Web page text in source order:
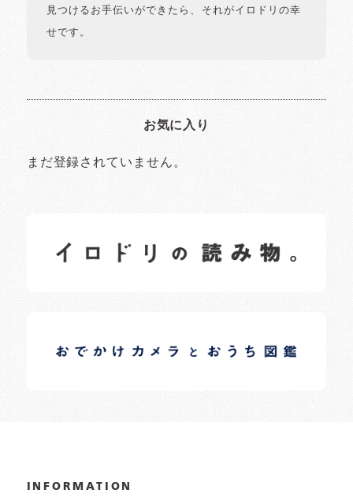
見つけるお手伝いができたら、それがイロドリの幸
せです。
お気に入り
まだ登録されていません。
日常の様子など随時更新中です。
日常の様子など随時更新中です。
INFORMATION